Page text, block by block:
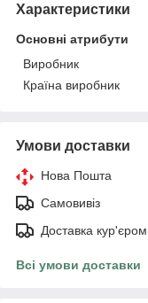
Характеристики
Основні атрибути
Виробник
Країна виробник
Умови доставки
Нова Пошта
Самовивіз
Доставка кур'єром
Всі умови доставки